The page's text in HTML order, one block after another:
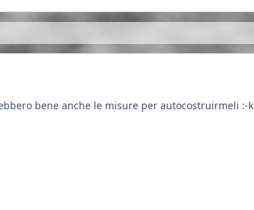
bene anche le misure per autocostruirmeli :-k